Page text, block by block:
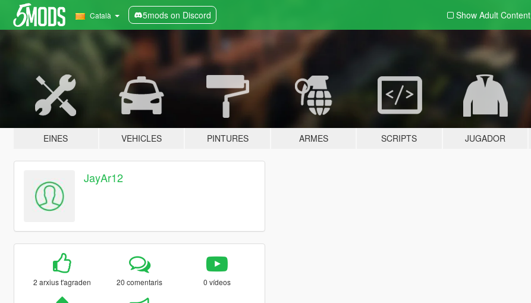
Català 5mods on Discord Show Adult Content
EINES VEHICLES PINTURES ARMES SCRIPTS JUGADOR
JayAr12
2 arxius t'agraden 20 comentaris 0 vídeos